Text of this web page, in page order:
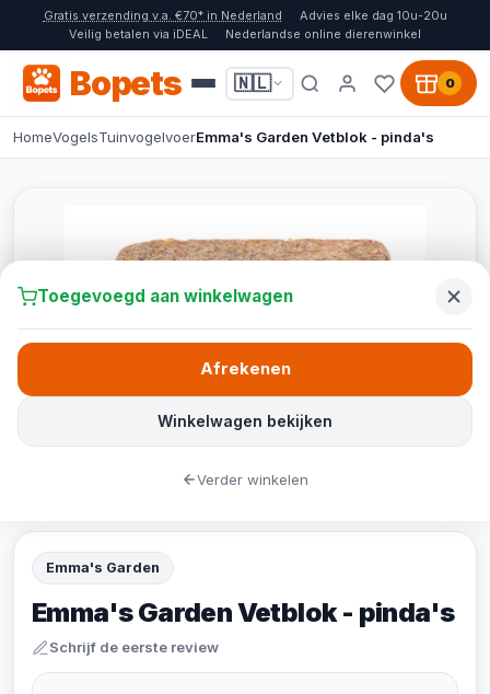
Gratis verzending v.a. €70* in Nederland
Advies elke dag 10u-20u
Veilig betalen via iDEAL
Nederlandse online dierenwinkel
Bopets 🇳🇱 0
HomeVogelsTuinvogelvoerEmma's Garden Vetblok - pinda's
Emma's Garden
Emma's Garden Vetblok - pinda's
Schrijf de eerste review
Toegevoegd aan winkelwagen
Winkelwagen bekijken
Afrekenen
Verder winkelen